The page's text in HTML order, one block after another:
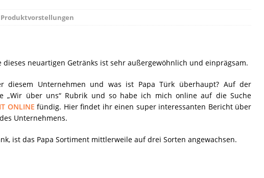
2021 ] Mediterrane Delikatessen – Spezialitäten aus dem
2021 ] my Time – zweimal und nie wieder
2021 ] W.K. Kellogg ® Müslis – mit einem knackigen Crunch
Produktvorstellungen
dieses neuartigen Getränks ist sehr außergewöhnlich und einprägsam.
diesem Unternehmen und was ist Papa Türk überhaupt? Auf der
„Wir über uns“ Rubrik und so habe ich mich online auf die Suche
ONLINE fündig. Hier findet ihr einen super interessanten Bericht über
Unternehmens.
ist das Papa Sortiment mittlerweile auf drei Sorten angewachsen.